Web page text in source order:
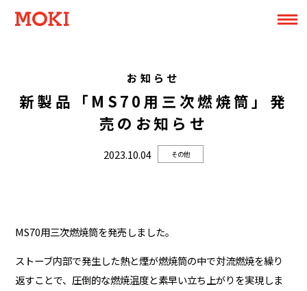
お知らせ
新製品「MS70用三次燃焼筒」発
売のお知らせ
2023.10.04 その他
MS70用三次燃焼筒を発売しました。
ストーブ内部で発生した熱と煙が燃焼筒の中で対流燃焼を繰り
返すことで、圧倒的な燃焼温度と素早い立ち上がりを実現しま